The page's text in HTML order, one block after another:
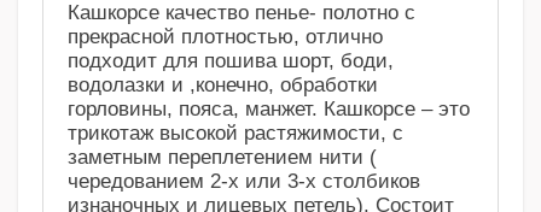
Кашкорсе качество пенье- полотно с
прекрасной плотностью, отлично
подходит для пошива шорт, боди,
водолазки и ,конечно, обработки
горловины, пояса, манжет. Кашкорсе – это
трикотаж высокой растяжимости, с
заметным переплетением нити (
чередованием 2-х или 3-х столбиков
изнаночных и лицевых петель). Состоит